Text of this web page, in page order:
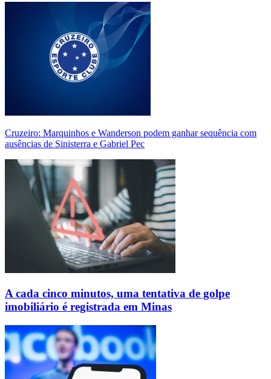
Cruzeiro: Marquinhos e Wanderson podem ganhar sequência com
ausências de Sinisterra e Gabriel Pec
A cada cinco minutos, uma tentativa de golpe
imobiliário é registrada em Minas